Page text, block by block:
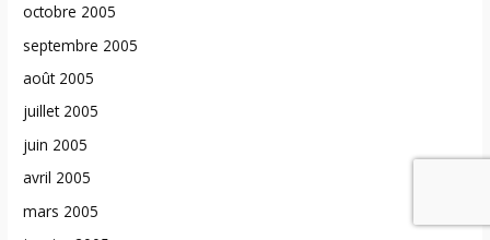
octobre 2005
septembre 2005
août 2005
juillet 2005
juin 2005
avril 2005
mars 2005